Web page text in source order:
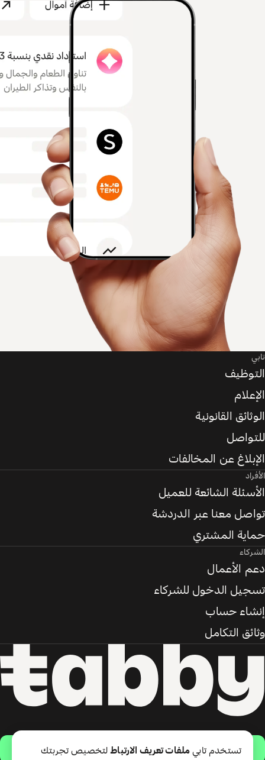
حمّل التطبيق
تابي
التوظيف
الإعلام
الوثائق القانونية
للتواصل
الإبلاغ عن المخالفات
الأفراد
الأسئلة الشائعة للعميل
تواصل معنا عبر الدردشة
حماية المشتري
الشركاء
دعم الأعمال
تسجيل الدخول للشركاء
إنشاء حساب
وثائق التكامل
تستخدم تابي ملفات تعريف الارتباطلتخصيص تجربتك